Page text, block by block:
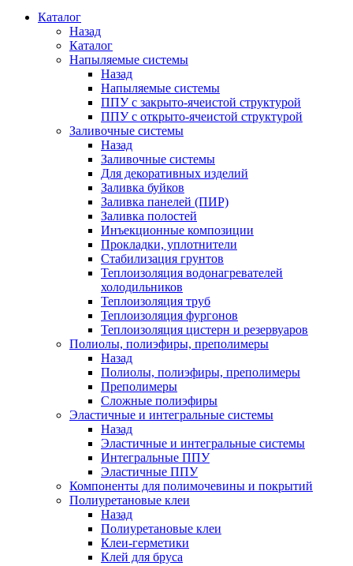
Каталог
Назад
Каталог
Напыляемые системы
Назад
Напыляемые системы
ППУ с закрыто-ячеистой структурой
ППУ с открыто-ячеистой структурой
Заливочные системы
Назад
Заливочные системы
Для декоративных изделий
Заливка буйков
Заливка панелей (ПИР)
Заливка полостей
Инъекционные композиции
Прокладки, уплотнители
Стабилизация грунтов
Теплоизоляция водонагревателей
холодильников
Теплоизоляция труб
Теплоизоляция фургонов
Теплоизоляция цистерн и резервуаров
Полиолы, полиэфиры, преполимеры
Назад
Полиолы, полиэфиры, преполимеры
Преполимеры
Сложные полиэфиры
Эластичные и интегральные системы
Назад
Эластичные и интегральные системы
Интегральные ППУ
Эластичные ППУ
Компоненты для полимочевины и покрытий
Полиуретановые клеи
Назад
Полиуретановые клеи
Клеи-герметики
Клей для бруса